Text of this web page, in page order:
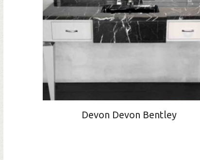
Devon Devon Bentley